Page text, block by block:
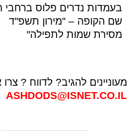
בעמדות נדרים פלוס ברחבי
שם הקופה – "מירון תשפ"ד
מסירת שמות לתפילה"
מעוניינים להגיב? לדווח ?
ASHDODS@ISNET.CO.IL